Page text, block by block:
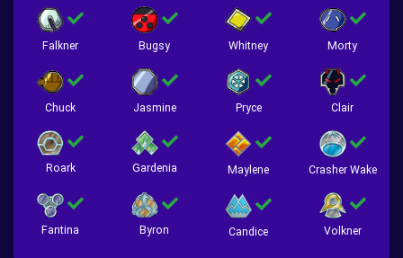
Falkner Bugsy Whitney Morty
Chuck Jasmine Pryce Clair
Roark Gardenia Maylene Crasher Wake
Fantina Byron Candice Volkner